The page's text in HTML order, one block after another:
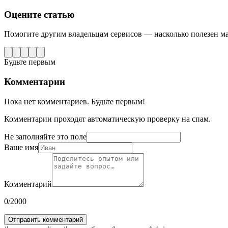
Оцените статью
Помогите другим владельцам сервисов — насколько полезен
Будьте первым
Комментарии
Пока нет комментариев. Будьте первым!
Комментарии проходят автоматическую проверку на спам.
Не заполняйте это поле
Ваше имя
Комментарий
0/2000
Отправить комментарий